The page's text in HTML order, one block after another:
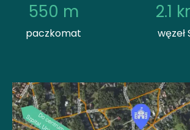
paczkomat
550 m
węzeł
2.1